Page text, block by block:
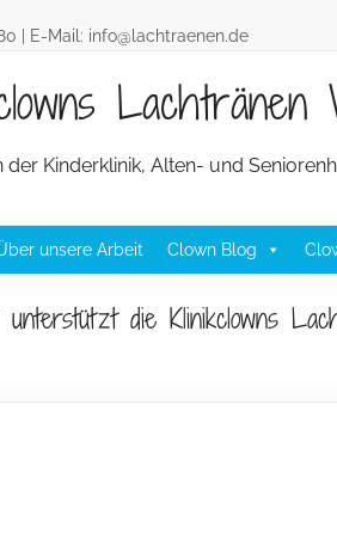
| E-Mail: info@lachtraenen.de
der Kinderklinik, Alten- und
unsere Arbeit Clown Blog
unterstützt die Klinikclowns